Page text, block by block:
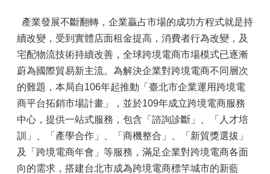
產業發展不斷翻轉，企業贏占市場的成功方程式就是持
續改變，受到實體店面租金提高，消費者行為改變，及
宅配物流技術持續改善，全球跨境電商市場模式已逐漸
蔚為國際貿易新主流。為解決企業對跨境電商不同層次
的難題，本局自106年起推動「臺北市企業運用跨境電
商平台拓銷市場計畫」，並於109年成立跨境電商服務
中心，提供一站式服務，包含「諮詢診斷」、「人才培
訓」、「產學合作」、「商機整合」、「新貿獎選拔」
及「跨境電商年會」等服務，滿足企業對跨境電商各面
向的需求，搭建台北市成為跨境電商標竿城市的新藍